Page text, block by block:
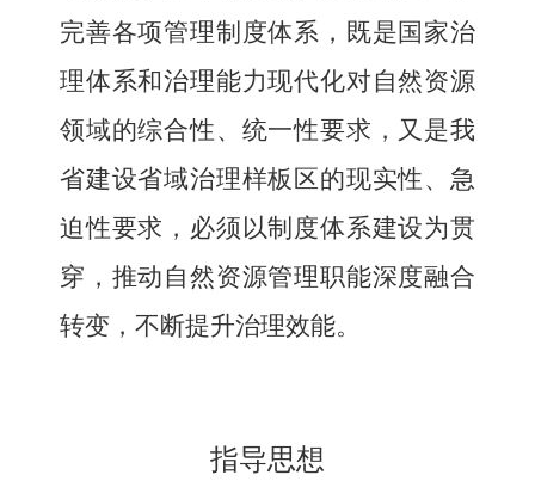
完善各项管理制度体系，既是国家治
理体系和治理能力现代化对自然资源
领域的综合性、统一性要求，又是我
省建设省域治理样板区的现实性、急
迫性要求，必须以制度体系建设为贯
穿，推动自然资源管理职能深度融合
转变，不断提升治理效能。
指导思想